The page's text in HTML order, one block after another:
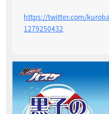
https://twitter.com/
1279250432